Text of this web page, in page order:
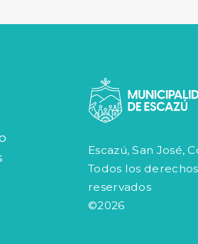
Escazú, San José,
Todos los derechos
reservados
©2026